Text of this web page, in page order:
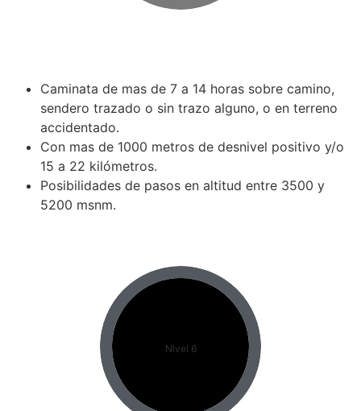
Caminata de mas de 7 a 14 horas sobre camino,
sendero trazado o sin trazo alguno, o en terreno
accidentado.
Con mas de 1000 metros de desnivel positivo y/o
15 a 22 kilómetros.
Posibilidades de pasos en altitud entre 3500 y
5200 msnm.
Nivel 6